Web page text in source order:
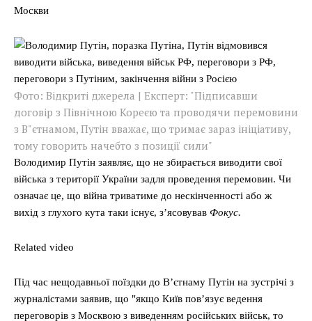
Москви
Фото: Відкриті джерела | Експерт: "Підписавши
договір з Північною Кореєю та проводячи перемовини
з В"єтнамом, Путін вважає, що тримає зараз ініціативу,
тому говорить начебто з позиції сили"
Володимир Путін заявляє, що не збирається виводити свої
війська з території України задля проведення перемовин. Чи
означає це, що війна триватиме до нескінченності або ж
вихід з глухого кута таки існує, з’ясовував Фокус.
Related video
Під час нещодавньої поїздки до В’єтнаму Путін на зустрічі з
журналістами заявив, що "якщо Київ пов’язує ведення
переговорів з Москвою з виведенням російських військ, то